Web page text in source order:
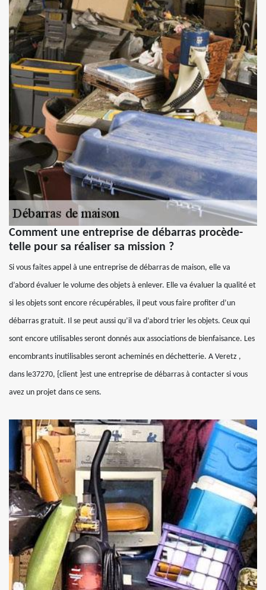
Comment une entreprise de débarras procède-
telle pour sa réaliser sa mission ?
Si vous faites appel à une entreprise de débarras de maison, elle va
d’abord évaluer le volume des objets à enlever. Elle va évaluer la qualité et
si les objets sont encore récupérables, il peut vous faire profiter d’un
débarras gratuit. Il se peut aussi qu’il va d’abord trier les objets. Ceux qui
sont encore utilisables seront donnés aux associations de bienfaisance. Les
encombrants inutilisables seront acheminés en déchetterie. A Veretz ,
dans le37270, {client }est une entreprise de débarras à contacter si vous
avez un projet dans ce sens.